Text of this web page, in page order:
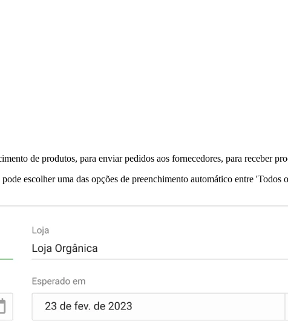
de produtos, para enviar pedidos aos fornecedores, para receber
escolher uma das opções de preenchimento automático entre